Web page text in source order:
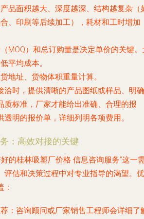
产品面积越大、深度越深、结构越复杂（
、印刷等后续加工），耗材和工时增加
（MOQ）和总订购量是决定单价的关键。
平均成本。
地址、货物体积重量计算。
洽时，提供清晰的产品图纸或样品、明确
质标准，厂家才能给出准确、合理的报
明的报价单，详细列明各项费用。
：高效对接的关键
的桂林吸塑厂价格 信息咨询服务”这一
评估和决策过程中对专业指导的渴望。优
：咨询顾问或厂家销售工程师会详细了